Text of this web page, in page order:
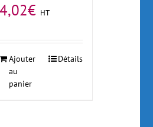
4,02€ HT
Ajouter
au
panier
Détails